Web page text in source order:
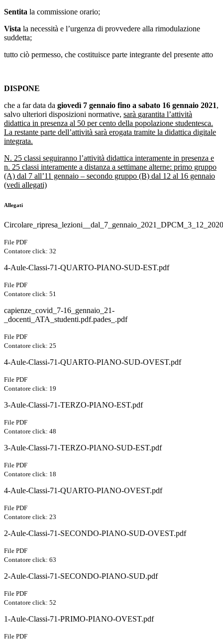
Sentita la commissione orario;
Vista la necessità e l’urgenza di provvedere alla rimodulazione
suddetta;
tutto ciò permesso, che costituisce parte integrante del presente atto
DISPONE
che a far data da giovedì 7 gennaio fino a sabato 16 gennaio 2021,
salvo ulteriori disposizioni normative, sarà garantita l’attività
didattica in presenza al 50 per cento della popolazione studentesca.
La restante parte dell’attività sarà erogata tramite la didattica digitale
integrata.
N. 25 classi seguiranno l’attività didattica interamente in presenza e
n. 25 classi interamente a distanza a settimane alterne: primo gruppo
(A) dal 7 all’11 gennaio – secondo gruppo (B) dal 12 al 16 gennaio
(vedi allegati)
Allegati
File PDF
Contatore click: 32
4-Aule-Classi-71-QUARTO-PIANO-SUD-EST.pdf
File PDF
Contatore click: 51
capienze_covid_7-16_gennaio_21-
_docenti_ATA_studenti.pdf.pades_.pdf
File PDF
Contatore click: 25
4-Aule-Classi-71-QUARTO-PIANO-SUD-OVEST.pdf
File PDF
Contatore click: 19
3-Aule-Classi-71-TERZO-PIANO-EST.pdf
File PDF
Contatore click: 48
3-Aule-Classi-71-TERZO-PIANO-SUD-EST.pdf
File PDF
Contatore click: 18
4-Aule-Classi-71-QUARTO-PIANO-OVEST.pdf
File PDF
Contatore click: 23
2-Aule-Classi-71-SECONDO-PIANO-SUD-OVEST.pdf
File PDF
Contatore click: 63
2-Aule-Classi-71-SECONDO-PIANO-SUD.pdf
File PDF
Contatore click: 52
1-Aule-Classi-71-PRIMO-PIANO-OVEST.pdf
File PDF